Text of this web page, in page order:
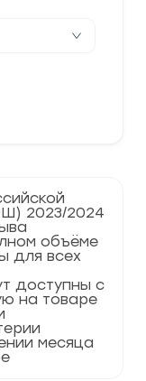
2023/2024
объёме
для всех
доступны с
на товаре
месяца